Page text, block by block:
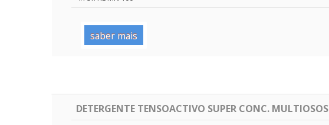
saber mais
DETERGENTE TENSOACTIVO SUPER CONC. MULTIOSOS